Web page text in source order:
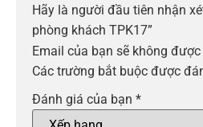
Hãy là người đầu tiên nhận
phòng khách TPK17”
Email của bạn sẽ không
Các trường bắt buộc được
Đánh giá của bạn *